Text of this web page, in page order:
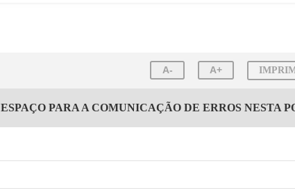
A- A+
ESPAÇO PARA A COMUNICAÇÃO DE ERROS NESTA